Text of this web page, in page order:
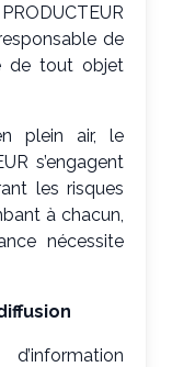
de
de tout objet
plein air, le
s’engagent
les risques
à chacun,
nécessite